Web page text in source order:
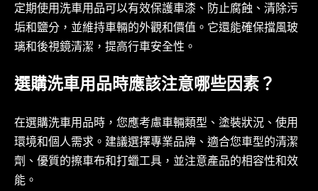
定期使用洗車用品可以有效保護車漆、防止腐蝕、清除污
垢和鹽分，並維持車輛的外觀和價值。它還能確保擋風玻
璃和後視鏡清潔，提高行車安全性。
選購洗車用品時應該注意哪些因素？
在選購洗車用品時，您應考慮車輛類型、塗裝狀況、使用
環境和個人需求。建議選擇專業品牌、適合您車型的清潔
劑、優質的擦車布和打蠟工具，並注意產品的相容性和效
能。